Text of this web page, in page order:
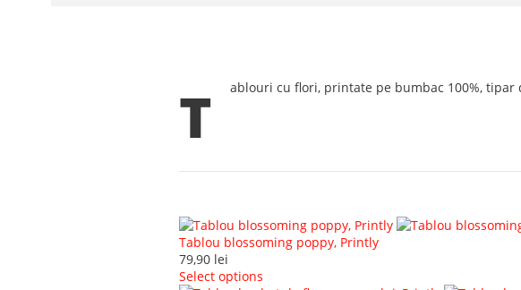
Tablouri cu flori, printate pe bumbac 100%,
Tablou blossoming poppy, Printly
79,90 lei
Select options